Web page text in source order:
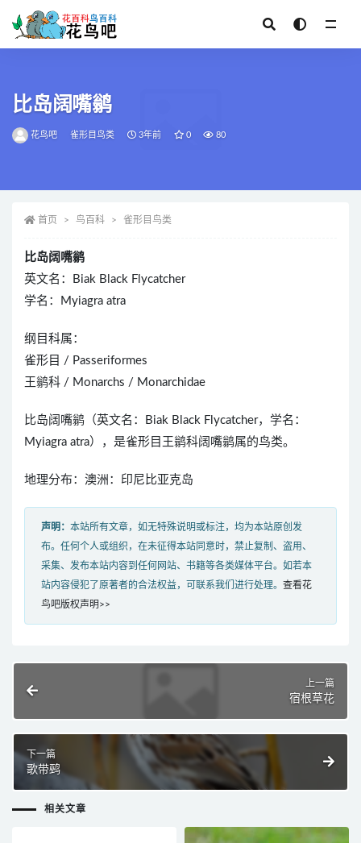
比岛阔嘴鹟
花鸟吧 雀形目鸟类 3年前 0 80
首页 鸟百科 雀形目鸟类
比岛阔嘴鹟
英文名：Biak Black Flycatcher
学名：Myiagra atra
纲目科属：
雀形目 / Passeriformes
王鹟科 / Monarchs / Monarchidae
比岛阔嘴鹟（英文名：Biak Black Flycatcher，学名：
Myiagra atra），是雀形目王鹟科阔嘴鹟属的鸟类。
地理分布：澳洲：印尼比亚克岛
声明： 本站所有文章，如无特殊说明或标注，均为本站原创发
布。任何个人或组织，在未征得本站同意时，禁止复制、盗用、
采集、发布本站内容到任何网站、书籍等各类媒体平台。如若本
站内容侵犯了原著者的合法权益，可联系我们进行处理。 查看花
鸟吧版权声明>>
上一篇
宿根草花
下一篇
歌带鹀
相关文章